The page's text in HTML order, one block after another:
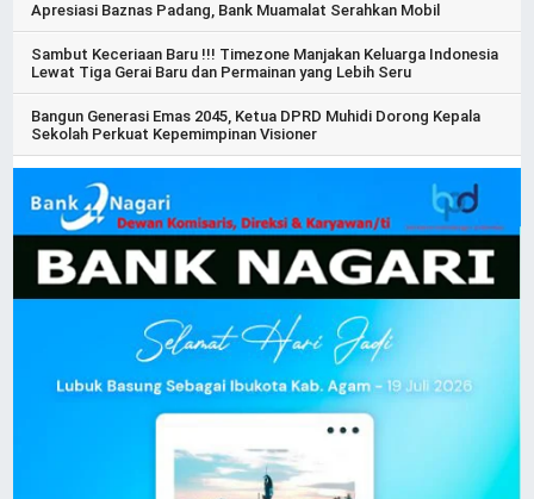
Apresiasi Baznas Padang, Bank Muamalat Serahkan Mobil
Sambut Keceriaan Baru !!! Timezone Manjakan Keluarga Indonesia
Lewat Tiga Gerai Baru dan Permainan yang Lebih Seru
Bangun Generasi Emas 2045, Ketua DPRD Muhidi Dorong Kepala
Sekolah Perkuat Kepemimpinan Visioner